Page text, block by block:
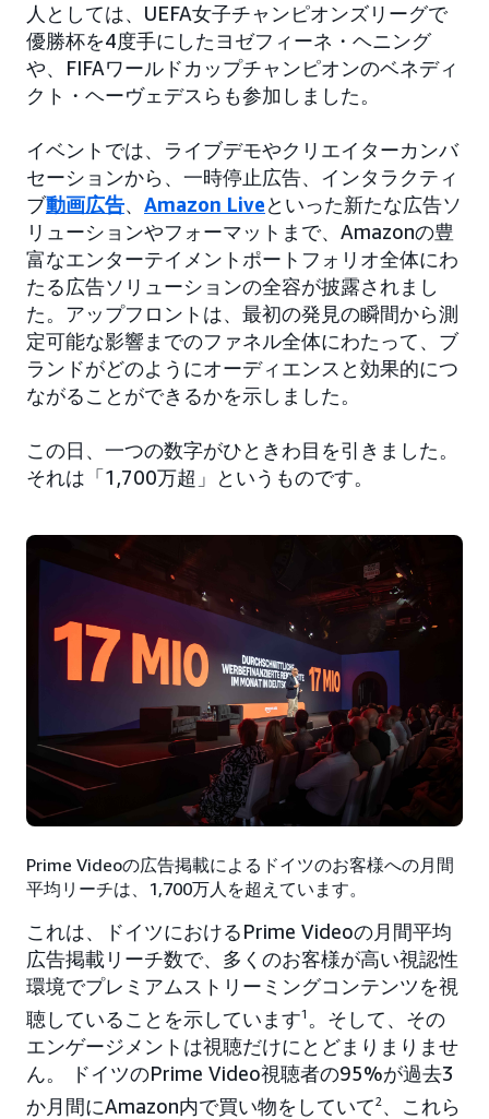
人としては、UEFA女子チャンピオンズリーグで
優勝杯を4度手にしたヨゼフィーネ・ヘニング
や、FIFAワールドカップチャンピオンのベネディ
クト・ヘーヴェデスらも参加しました。
イベントでは、ライブデモやクリエイターカンバ
セーションから、一時停止広告、インタラクティ
ブ動画広告、 Amazon Liveといった新たな広告ソ
リューションやフォーマットまで、Amazonの豊
富なエンターテイメントポートフォリオ全体にわ
たる広告ソリューションの全容が披露されまし
た。アップフロントは、最初の発見の瞬間から測
定可能な影響までのファネル全体にわたって、ブ
ランドがどのようにオーディエンスと効果的につ
ながることができるかを示しました。
この日、一つの数字がひときわ目を引きました。
それは「1,700万超」というものです。
Prime Videoの広告掲載によるドイツのお客様への月間
平均リーチは、1,700万人を超えています。
これは、ドイツにおけるPrime Videoの月間平均
広告掲載リーチ数で、多くのお客様が高い視認性
環境でプレミアムストリーミングコンテンツを視
聴していることを示しています1 。そして、その
エンゲージメントは視聴だけにとどまりまりませ
ん。 ドイツのPrime Video視聴者の95%が過去3
か月間にAmazon内で買い物をしていて2 、これら